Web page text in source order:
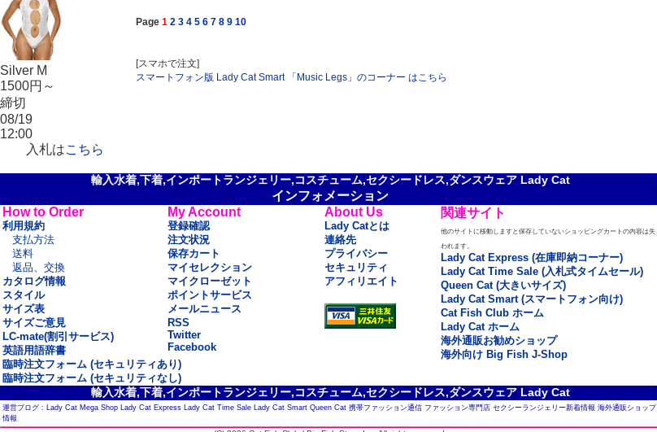
Silver M
1500円～
締切
08/19
12:00
入札はこちら
Page 1 2 3 4 5 6 7 8 9 10
[スマホで注文]
スマートフォン版 Lady Cat Smart 「Music Legs」のコーナー はこちら
輸入水着,下着,インポートランジェリー,コスチューム,セクシードレス,ダンスウェア Lady Cat
インフォメーション
How to Order
利用規約
支払方法
送料
返品、交換
カタログ情報
スタイル
サイズ表
サイズご意見
LC-mate(割引サービス)
英語用語辞書
My Account
登録確認
注文状況
保存カート
マイセレクション
マイクローゼット
ポイントサービス
メールニュース
RSS
Twitter
Facebook
About Us
Lady Catとは
連絡先
プライバシー
セキュリティ
アフィリエイト
関連サイト
他のサイトに移動しますと保存していないショッピングカートの内容は失
われます。
Lady Cat Express (在庫即納コーナー)
Lady Cat Time Sale (入札式タイムセール)
Queen Cat (大きいサイズ)
Lady Cat Smart (スマートフォン向け)
Cat Fish Club ホーム
Lady Cat ホーム
海外通販お勧めショップ
海外向け Big Fish J-Shop
臨時注文フォーム (セキュリティあり)
臨時注文フォーム (セキュリティなし)
輸入水着,下着,インポートランジェリー,コスチューム,セクシードレス,ダンスウェア Lady Cat
運営ブログ : Lady Cat Mega Shop Lady Cat Express Lady Cat Time Sale Lady Cat Smart Queen Cat 携帯ファッション通信 ファッション専門店 セクシーランジェリー新着情報 海外通販ショップ
情報